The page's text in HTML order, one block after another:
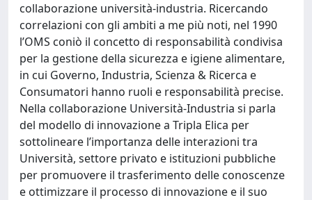
collaborazione università-industria. Ricercando
correlazioni con gli ambiti a me più noti, nel 1990
l’OMS coniò il concetto di responsabilità condivisa
per la gestione della sicurezza e igiene alimentare,
in cui Governo, Industria, Scienza & Ricerca e
Consumatori hanno ruoli e responsabilità precise.
Nella collaborazione Università-Industria si parla
del modello di innovazione a Tripla Elica per
sottolineare l’importanza delle interazioni tra
Università, settore privato e istituzioni pubbliche
per promuovere il trasferimento delle conoscenze
e ottimizzare il processo di innovazione e il suo